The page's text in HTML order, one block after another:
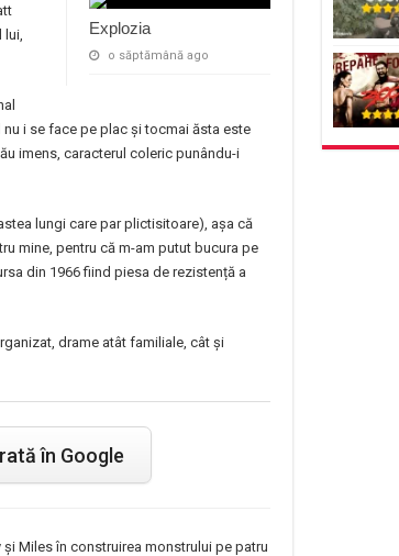
Explozia
o săptămână ago
lui,
i se face pe plac și tocmai ăsta este
imens, caracterul coleric punându-i
lungi care par plictisitoare), așa că
mine, pentru că m-am putut bucura pe
din 1966 fiind piesa de rezistență a
drame atât familiale, cât și
în Google
Miles în construirea monstrului pe patru